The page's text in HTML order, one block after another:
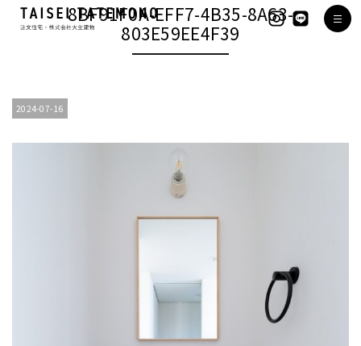
8BF91F0A-EFF7-4B35-8A63-
803E59EE4F39
2024-07-16